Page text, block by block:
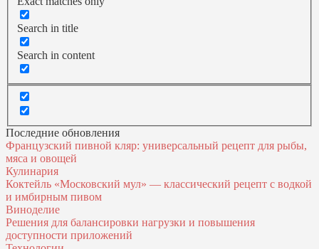
Search in title
Search in content
Последние обновления
Французский пивной кляр: универсальный рецепт для рыбы,
мяса и овощей
Кулинария
Коктейль «Московский мул» — классический рецепт с водкой
и имбирным пивом
Виноделие
Решения для балансировки нагрузки и повышения
доступности приложений